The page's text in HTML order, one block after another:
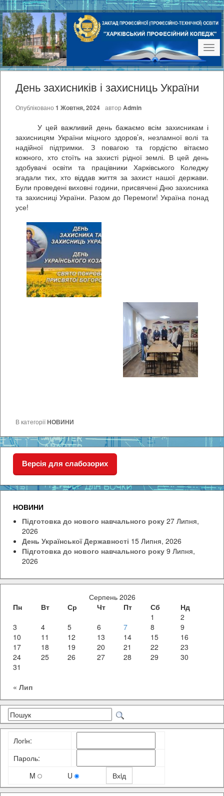
День захисників і захисниць України
Опубліковано 1 Жовтня, 2024 автор Admin
У цей важливий день бажаємо всім захисникам і
захисницям України міцного здоров’я, незламної волі та
надійної підтримки. З повагою та гордістю вітаємо
кожного, хто стоїть на захисті рідної землі. В цей день
здобувачі освіти та працівники Харківського Коледжу
згадали тих, хто віддав життя за захист нашої держави.
Були проведені виховні години, присвячені Дню захисника
та захисниці України. Разом до Перемоги! Україна понад
усе!
В категоріїНОВИНИ
Версія для слабозорих
НОВИНИ
Підготовка до нового навчального року 27 Липня,
2026
День Української Державності 15 Липня, 2026
Підготовка до нового навчального року 9 Липня,
2026
Серпень 2026
Пн
Вт Ср Чт Пт Сб
Нд
1
2
3
4 5 6 7 8
9
10
11 12 13 14 15
16
17
18 19 20 21 22
23
24
25 26 27 28 29
30
31
« Лип
Логiн:
Пароль:
M
U